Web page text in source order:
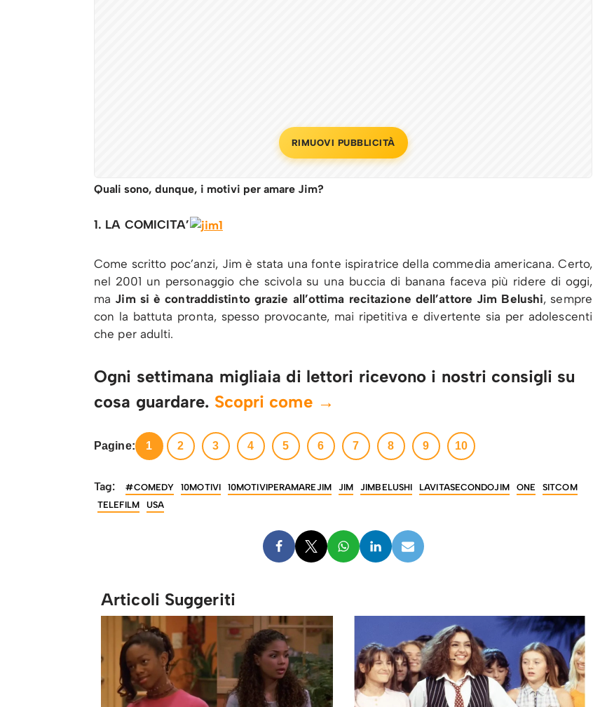
RIMUOVI PUBBLICITÀ
Quali sono, dunque, i motivi per amare Jim?
1. LA COMICITA’
Come scritto poc’anzi, Jim è stata una fonte ispiratrice della commedia americana. Certo,
nel 2001 un personaggio che scivola su una buccia di banana faceva più ridere di oggi,
ma Jim si è contraddistinto grazie all’ottima recitazione dell’attore Jim Belushi, sempre
con la battuta pronta, spesso provocante, mai ripetitiva e divertente sia per adolescenti
che per adulti.
Ogni settimana migliaia di lettori ricevono i nostri consigli su
cosa guardare. Scopri come →
Pagine: 1 2 3 4 5 6 7 8 9 10
Tag: #COMEDY 10MOTIVI 10MOTIVIPERAMAREJIM JIM JIMBELUSHI LAVITASECONDOJIM ONE
SITCOM
TELEFILM
USA
Articoli Suggeriti